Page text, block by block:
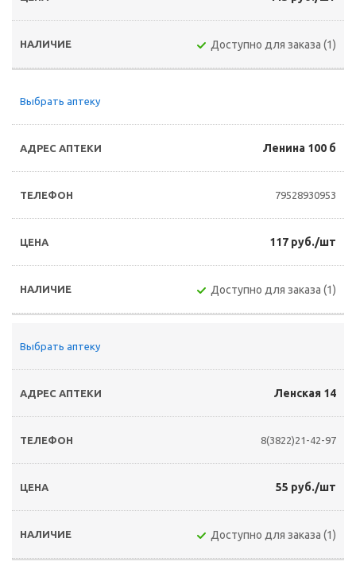
Доступно для заказа (1)
Выбрать аптеку
Ленина 100 б
79528930953
117 руб./шт
Доступно для заказа (1)
Выбрать аптеку
Ленская 14
8(3822)21-42-97
55 руб./шт
Доступно для заказа (1)